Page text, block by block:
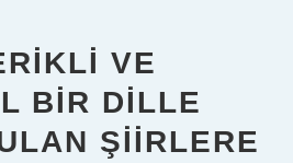
VE
BIR DILLE
ŞIIRLERE